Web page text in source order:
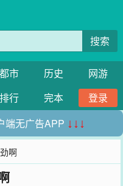
搜索
都市 历史
网游
排行 完本
登录
端无广告APP ↓↓↓
啊